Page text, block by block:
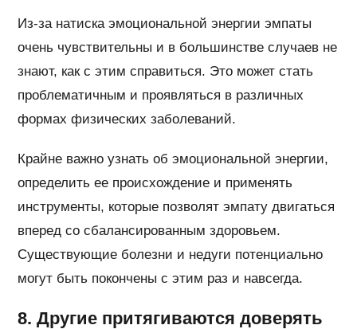
Из-за натиска эмоциональной энергии эмпаты
очень чувствительны и в большинстве случаев не
знают, как с этим справиться. Это может стать
проблематичным и проявляться в различных
формах физических заболеваний.
Крайне важно узнать об эмоциональной энергии,
определить ее происхождение и применять
инструменты, которые позволят эмпату двигаться
вперед со сбалансированным здоровьем.
Существующие болезни и недуги потенциально
могут быть покончены с этим раз и навсегда.
8. Другие притягиваются доверять